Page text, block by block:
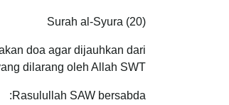
Surah al-Syura (20)
doa agar dijauhkan dari
dilarang oleh Allah SWT.
Rasulullah SAW bersabda: